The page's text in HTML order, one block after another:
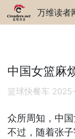
万维读者
中国女篮麻
篮球快餐车
众所周知，中
不过，随着张